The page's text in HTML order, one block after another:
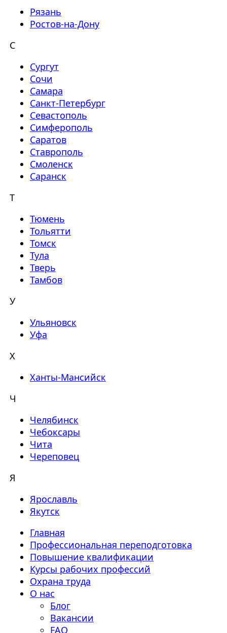
Рязань
Ростов-на-Дону
С
Сургут
Сочи
Самара
Санкт-Петербург
Севастополь
Симферополь
Саратов
Ставрополь
Смоленск
Саранск
Т
Тюмень
Тольятти
Томск
Тула
Тверь
Тамбов
У
Ульяновск
Уфа
Х
Ханты-Мансийск
Ч
Челябинск
Чебоксары
Чита
Череповец
Я
Ярославль
Якутск
Главная
Профессиональная переподготовка
Повышение квалификации
Курсы рабочих профессий
Охрана труда
О нас
Блог
Вакансии
FAQ